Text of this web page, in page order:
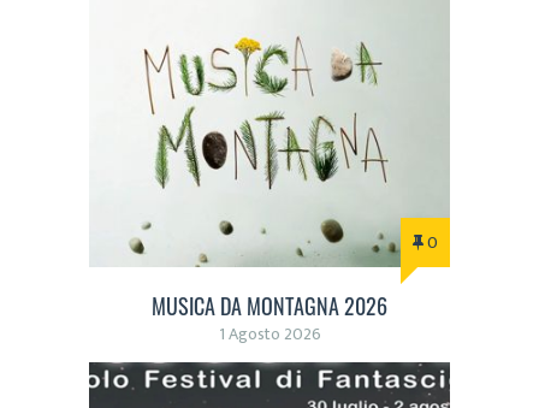
0
MUSICA DA MONTAGNA 2026
1 Agosto 2026